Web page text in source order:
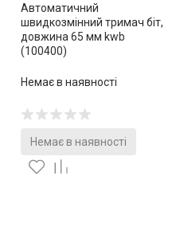
Автоматичний
швидкозмінний тримач біт,
довжина 65 мм kwb
(100400)
Немає в наявності
Немає в наявності